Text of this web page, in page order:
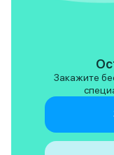
Закажите